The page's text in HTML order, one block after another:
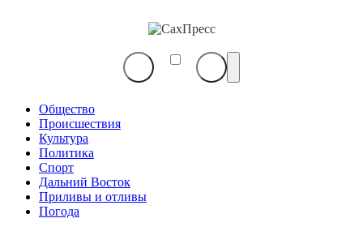
СахПресс
Общество
Происшествия
Культура
Политика
Спорт
Дальний Восток
Приливы и отливы
Погода